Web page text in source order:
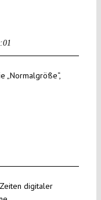
„Normalgröße“,
digitaler